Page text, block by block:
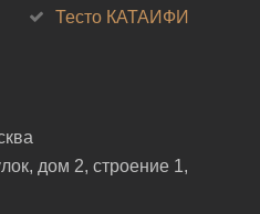
Тесто КАТАИФИ
дом 2, строение 1,